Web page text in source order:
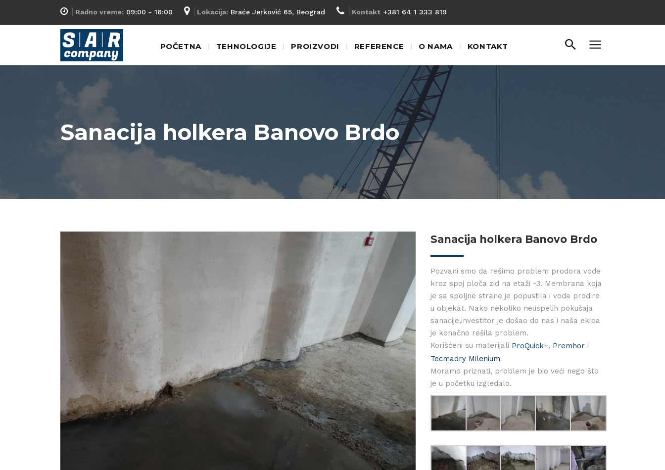
Radno vreme: 09:00 - 16:00 Lokacija: Braće Jerković 65, Beograd Kontakt +381 64 1 333 819
POČETNA TEHNOLOGIJE PROIZVODI REFERENCE O NAMA KONTAKT
Sanacija holkera Banovo Brdo
Sanacija holkera Banovo Brdo
Pozvani smo da rešimo problem prodora vode
kroz spoj ploča zid na etaži -3. Membrana koja
je sa spoljne strane je popustila i voda prodire
u objekat. Nako nekoliko neuspelih pokušaja
sanacije,investitor je došao do nas i naša ekipa
je konačno rešila problem.
Korišćeni su materijali ProQuick+, Premhor i
Tecmadry Milenium
Moramo priznati, problem je bio veći nego što
je u početku izgledalo.